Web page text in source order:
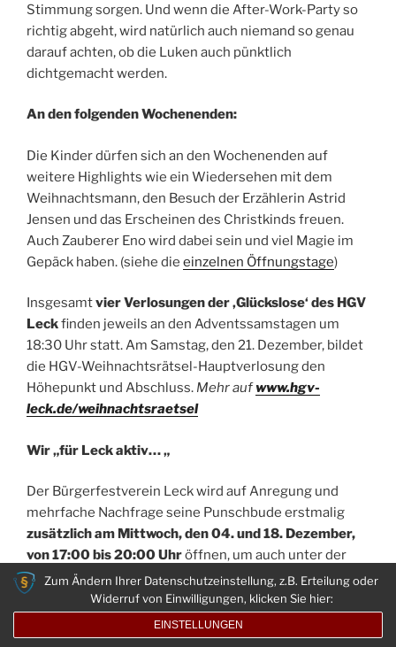
Stimmung sorgen. Und wenn die After-Work-Party so
richtig abgeht, wird natürlich auch niemand so genau
darauf achten, ob die Luken auch pünktlich
dichtgemacht werden.
An den folgenden Wochenenden:
Die Kinder dürfen sich an den Wochenenden auf
weitere Highlights wie ein Wiedersehen mit dem
Weihnachtsmann, den Besuch der Erzählerin Astrid
Jensen und das Erscheinen des Christkinds freuen.
Auch Zauberer Eno wird dabei sein und viel Magie im
Gepäck haben. (siehe die einzelnen Öffnungstage)
Insgesamtvier Verlosungen der ‚Glückslose‘ des HGV
Leckfinden jeweils an den Adventssamstagen um
18:30 Uhr statt. Am Samstag, den 21. Dezember, bildet
die HGV-Weihnachtsrätsel-Hauptverlosung den
Höhepunkt und Abschluss. Mehr aufwww.hgv-
leck.de/weihnachtsraetsel
Wir „für Leck aktiv… „
Der Bürgerfestverein Leck wird auf Anregung und
mehrfache Nachfrage seine Punschbude erstmalig
zusätzlich am Mittwoch, den 04. und 18. Dezember,
von 17:00 bis 20:00 Uhröffnen, um auch unter der
Woche ein Angebot vor Ort für alle Weihnachtsdorf-
Begeisterten zu schaffen.
Zum Ändern Ihrer Datenschutzeinstellung, z.B. Erteilung oder
Widerruf von Einwilligungen, klicken Sie hier:
EINSTELLUNGEN